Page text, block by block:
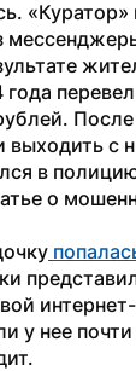
После
с
в
о
у нее